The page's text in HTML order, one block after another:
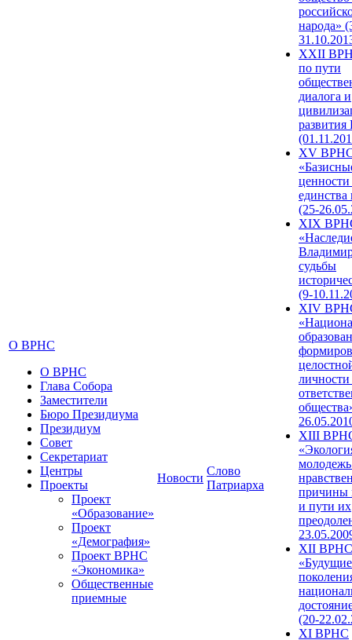
О ВРНС
О ВРНС
Глава Собора
Заместители
Бюро Президиума
Президиум
Совет
Секретариат
Центры
Проекты
Проект
«Образование»
Проект
«Демография»
Проект ВРНС
«Экономика»
Общественные
приемные
Новости
Слово
Патриарха
народа»
XXII
по пути
диалога и
развития
XV
единства
(25-
XIX
судьбы
(9-
XIV
XIII
причины
и пути их
XII ВРНС
«Будущие
(20-
XI ВРНС